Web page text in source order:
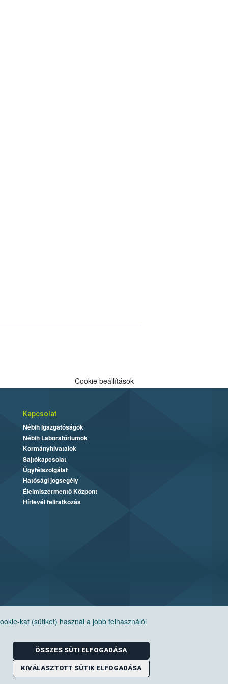
kat (sütiket) használ a jobb felhasználói
ÖSSZES SÜTI ELFOGADÁSA
KIVÁLASZTOTT SÜTIK ELFOGADÁSA
Cookie beállítások
Kapcsolat
Nébih Igazgatóságok
Nébih Laboratóriumok
Kormányhivatalok
Sajtókapcsolat
Ügyfélszolgálat
Hatósági jogsegély
Élelmiszermentő Központ
Hírlevél feliratkozás